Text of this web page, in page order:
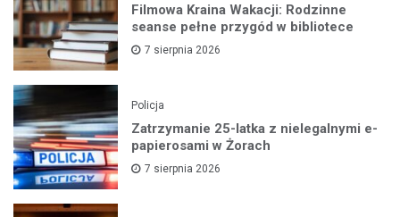
Filmowa Kraina Wakacji: Rodzinne
seanse pełne przygód w bibliotece
7 sierpnia 2026
Policja
Zatrzymanie 25-latka z nielegalnymi e-
papierosami w Żorach
7 sierpnia 2026